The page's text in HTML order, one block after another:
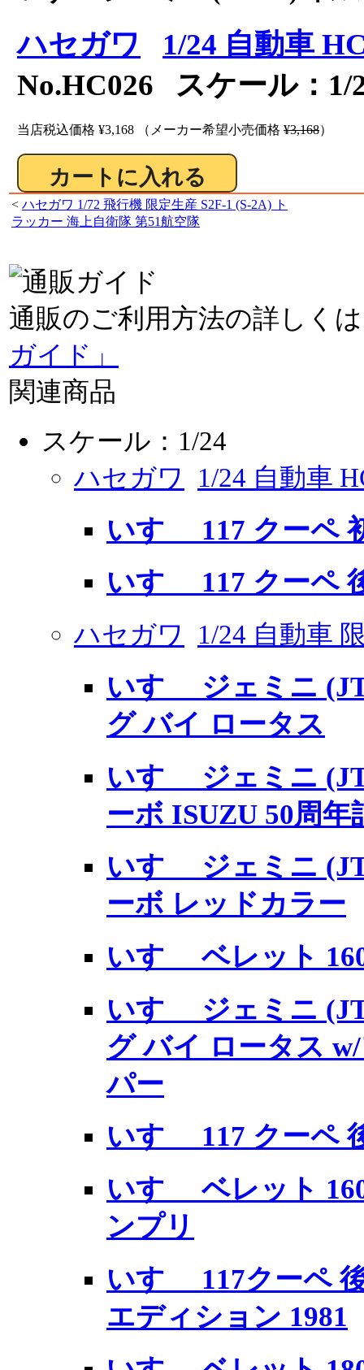
ハセガワ
1/24 自動車
No.HC026 スケール：1/
当店税込価格 ¥3,168 （メーカー希望小売価格 ¥3,168）
< ハセガワ 1/72 飛行機 限定生産 S2F-1 (S-2A) ト
ラッカー 海上自衛隊 第51航空隊
通販のご利用方法の詳しく
ガイド」
関連商品
スケール：1/24
ハセガワ
1/24 自動車
いすゞ 117 クーペ
いすゞ 117 クー
ハセガワ 1/24 自動車
いすゞ ジェミニ
グ バイ ロータス
いすゞ ジェミニ
ーボ ISUZU 50周年
いすゞ ジェミニ
ーボ レッドカラー
いすゞ ベレット
いすゞ ジェミニ
グ バイ ロータス
パー
いすゞ 117 クーペ
いすゞ ベレット
ンプリ
いすゞ 117クーペ
エディション 1981